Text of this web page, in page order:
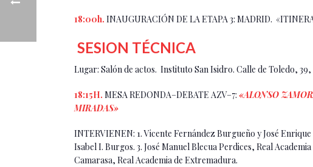
18:00h. INAUGURACIÓN DE LA ETAPA 3: MADRID.
SESION TÉCNICA
Lugar: Salón de actos. Instituto San Isidro. Calle de Toledo,
18:15H. MESA REDONDA–DEBATE AZV–7: «ALONSO
MIRADAS»
INTERVIENEN: 1. Vicente Fernández Burgueño y José
Isabel I. Burgos. 3. José Manuel Blecua Perdices, Real
Camarasa, Real Academia de Extremadura.